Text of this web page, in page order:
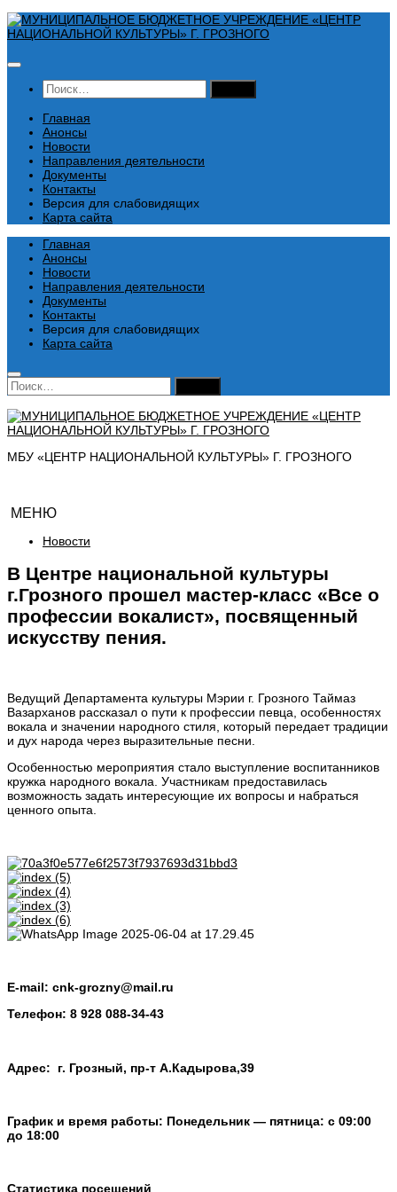
Перейти
к
Найти:
Главная
Анонсы
Новости
Направления деятельности
Документы
Контакты
Версия для слабовидящих
Карта сайта
Главная
Анонсы
Новости
Направления деятельности
Документы
Контакты
Версия для слабовидящих
Карта сайта
Найти:
МБУ «ЦЕНТР НАЦИОНАЛЬНОЙ КУЛЬТУРЫ» Г. ГРОЗНОГО
МЕНЮ
Новости
В Центре национальной культуры
г.Грозного прошел мастер-класс «Все о
профессии вокалист», посвященный
искусству пения.
Ведущий Департамента культуры Мэрии г. Грозного Таймаз
Вазарханов рассказал о пути к профессии певца, особенностях
вокала и значении народного стиля, который передает традиции
и дух народа через выразительные песни.
Особенностью мероприятия стало выступление воспитанников
кружка народного вокала. Участникам предоставилась
возможность задать интересующие их вопросы и набраться
ценного опыта.
E-mail: cnk-grozny@mail.ru
Телефон: 8 928 088-34-43
Адрес: г. Грозный, пр-т А.Кадырова,39
График и время работы: Понедельник — пятница: с 09:00
до 18:00
Статистика посещений